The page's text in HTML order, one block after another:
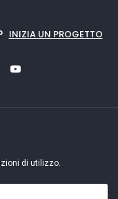
INIZIA UN PROGETTO
di utilizzo.